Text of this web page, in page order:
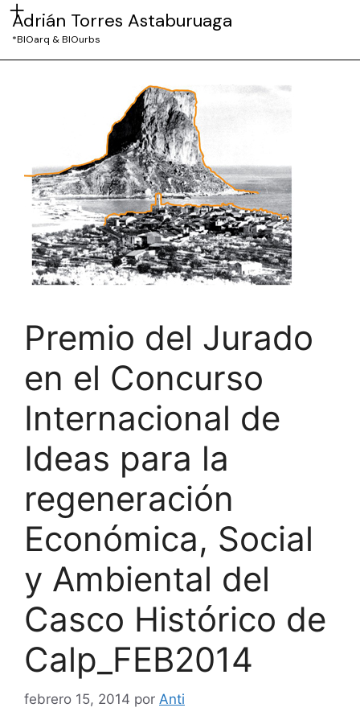
Adrián Torres Astaburuaga
*BIOarq & BIOurbs
Premio del Jurado
en el Concurso
Internacional de
Ideas para la
regeneración
Económica, Social
y Ambiental del
Casco Histórico de
Calp_FEB2014
febrero 15, 2014 por Anti